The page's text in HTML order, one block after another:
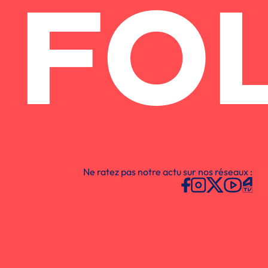
Ne ratez pas notre actu sur nos réseaux :